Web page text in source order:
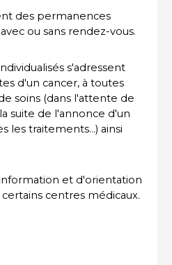
des permanences
ou sans rendez-vous.
s'adressent
d'un cancer, à toutes
soins (dans l'attente de
suite de l'annonce d'un
les traitements...) ainsi
et d'orientation
centres médicaux.